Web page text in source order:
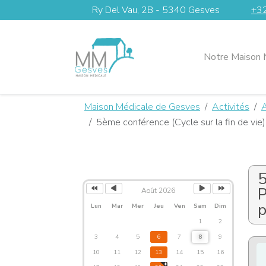
Ry Del Vau, 2B - 5340 Gesves
Notre Maison
Maison Médicale de Gesves Activités
5ème conférence (Cycle sur la fin de
Août 2026
Lun Mar Mer Jeu Ven Sam
Dim
1
2
3
4 5 6 7 8
9
10
11 12 13 14 15
16